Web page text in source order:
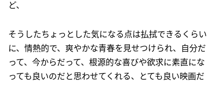
ど、
そうしたちょっとした気になる点は払拭できるくらい
に、情熱的で、爽やかな青春を見せつけられ、自分だ
って、今からだって、根源的な喜びや欲求に素直にな
っても良いのだと思わせてくれる、とても良い映画だ